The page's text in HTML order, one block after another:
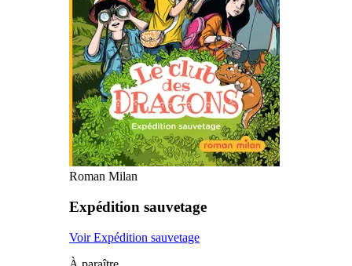
Roman Milan
Expédition sauvetage
Voir Expédition sauvetage